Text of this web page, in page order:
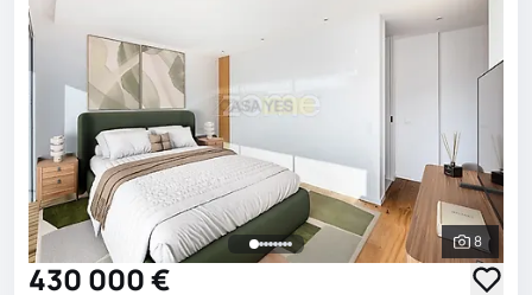
Ver
8
430 000 €